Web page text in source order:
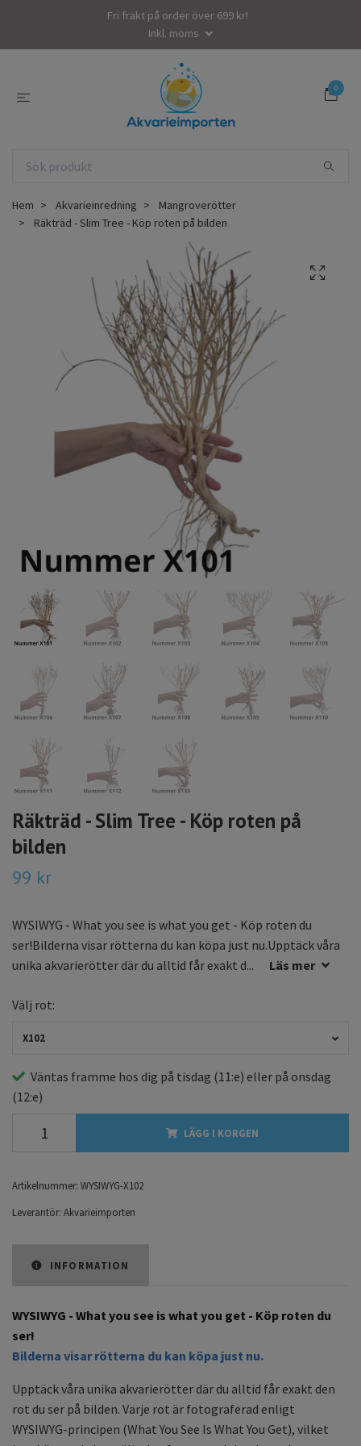
Fri frakt på order över 699 kr!
Inkl. moms
0
Hem Akvarieinredning
Mangroverötter
Räkträd - Slim Tree - Köp roten på bilden
Räkträd - Slim Tree - Köp roten på
bilden
99 kr
WYSIWYG - What you see is what you get - Köp roten du
ser!Bilderna visar rötterna du kan köpa just nu.Upptäck våra
unika akvarierötter där du alltid får exakt d...
Läs mer
Välj rot:
X102
Väntas framme hos dig på tisdag (11:e) eller på onsdag
(12:e)
LÄGG I KORGEN
Artikelnummer: WYSIWYG-X102
Leverantör: Akvarieimporten
INFORMATION
WYSIWYG - What you see is what you get - Köp roten du
ser!
Bilderna visar rötterna du kan köpa just nu.
Upptäck våra unika akvarierötter där du alltid får exakt den
rot du ser på bilden. Varje rot är fotograferad enligt
WYSIWYG-principen (What You See Is What You Get), vilket